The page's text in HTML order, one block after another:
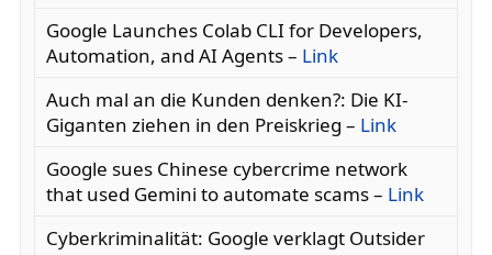
Google Launches Colab CLI for Developers,
Automation, and AI Agents – Link
Auch mal an die Kunden denken?: Die KI-
Giganten ziehen in den Preiskrieg – Link
Google sues Chinese cybercrime network
that used Gemini to automate scams – Link
Cyberkriminalität: Google verklagt Outsider